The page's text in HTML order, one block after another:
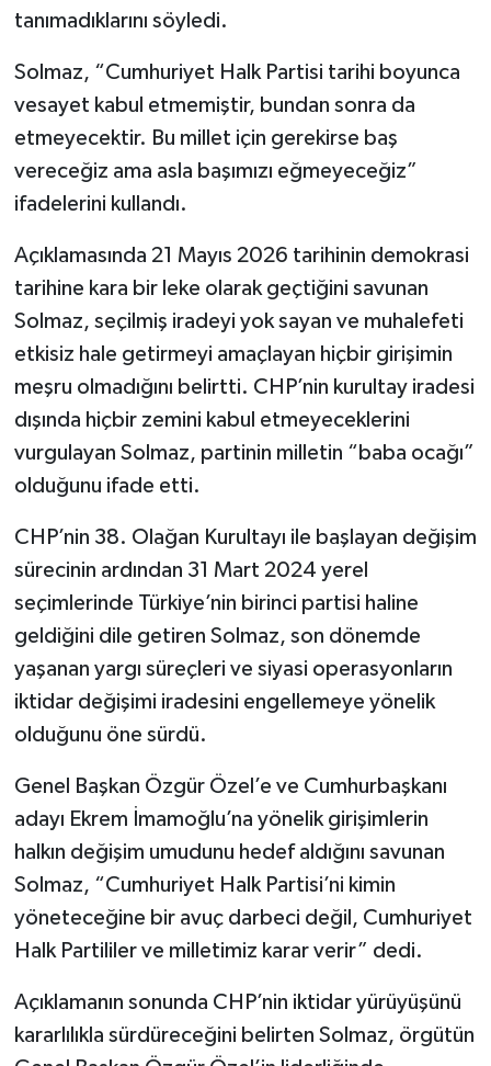
tanımadıklarını söyledi.
Solmaz, “Cumhuriyet Halk Partisi tarihi boyunca
vesayet kabul etmemiştir, bundan sonra da
etmeyecektir. Bu millet için gerekirse baş
vereceğiz ama asla başımızı eğmeyeceğiz”
ifadelerini kullandı.
Açıklamasında 21 Mayıs 2026 tarihinin demokrasi
tarihine kara bir leke olarak geçtiğini savunan
Solmaz, seçilmiş iradeyi yok sayan ve muhalefeti
etkisiz hale getirmeyi amaçlayan hiçbir girişimin
meşru olmadığını belirtti. CHP’nin kurultay iradesi
dışında hiçbir zemini kabul etmeyeceklerini
vurgulayan Solmaz, partinin milletin “baba ocağı”
olduğunu ifade etti.
CHP’nin 38. Olağan Kurultayı ile başlayan değişim
sürecinin ardından 31 Mart 2024 yerel
seçimlerinde Türkiye’nin birinci partisi haline
geldiğini dile getiren Solmaz, son dönemde
yaşanan yargı süreçleri ve siyasi operasyonların
iktidar değişimi iradesini engellemeye yönelik
olduğunu öne sürdü.
Genel Başkan Özgür Özel’e ve Cumhurbaşkanı
adayı Ekrem İmamoğlu’na yönelik girişimlerin
halkın değişim umudunu hedef aldığını savunan
Solmaz, “Cumhuriyet Halk Partisi’ni kimin
yöneteceğine bir avuç darbeci değil, Cumhuriyet
Halk Partililer ve milletimiz karar verir” dedi.
Açıklamanın sonunda CHP’nin iktidar yürüyüşünü
kararlılıkla sürdüreceğini belirten Solmaz, örgütün